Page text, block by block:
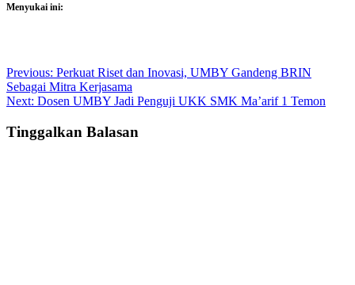
Menyukai ini:
Post
navigation
Previous: Perkuat Riset dan Inovasi, UMBY Gandeng BRIN
Sebagai Mitra Kerjasama
Next: Dosen UMBY Jadi Penguji UKK SMK Ma’arif 1 Temon
Tinggalkan Balasan